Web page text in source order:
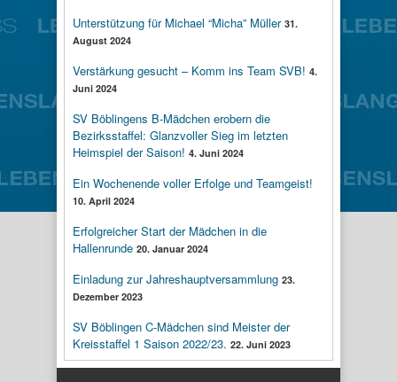
Unterstützung für Michael “Micha” Müller 31.
August 2024
Verstärkung gesucht – Komm ins Team SVB! 4.
Juni 2024
SV Böblingens B-Mädchen erobern die
Bezirksstaffel: Glanzvoller Sieg im letzten
Heimspiel der Saison! 4. Juni 2024
Ein Wochenende voller Erfolge und Teamgeist!
10. April 2024
Erfolgreicher Start der Mädchen in die
Hallenrunde 20. Januar 2024
Einladung zur Jahreshauptversammlung 23.
Dezember 2023
SV Böblingen C-Mädchen sind Meister der
Kreisstaffel 1 Saison 2022/23. 22. Juni 2023